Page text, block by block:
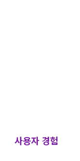
사용자 경험